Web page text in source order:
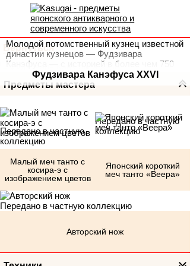
Вернуться
Фудзивара Канэфуса XXVI
Молодой потомственный кузнец известной
династии кузнецов — Фудзивара
Канэфуса — с историей в более чем 750
Предметы мастера
Передано в частную
коллекцию
Малый меч танто с
косира-э с
изображением цветов
Передано в частную
коллекцию
Японский короткий
меч танто «Веера»
Передано в частную коллекцию
Авторский нож